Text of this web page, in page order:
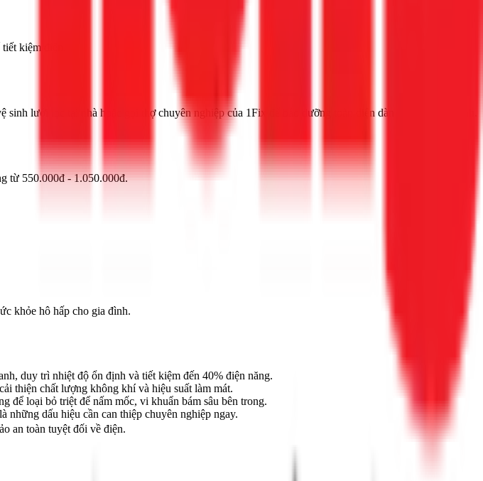
kiệm điện.
lưới lọc tại nhà hoặc gọi thợ chuyên nghiệp của 1Fix để bảo dưỡng toàn diện dàn nóng và dàn lạnh.
từ 550.000đ - 1.050.000đ.
khỏe hô hấp cho gia đình.
duy trì nhiệt độ ổn định và tiết kiệm đến 40% điện năng.
thiện chất lượng không khí và hiệu suất làm mát.
để loại bỏ triệt để nấm mốc, vi khuẩn bám sâu bên trong.
những dấu hiệu cần can thiệp chuyên nghiệp ngay.
an toàn tuyệt đối về điện.